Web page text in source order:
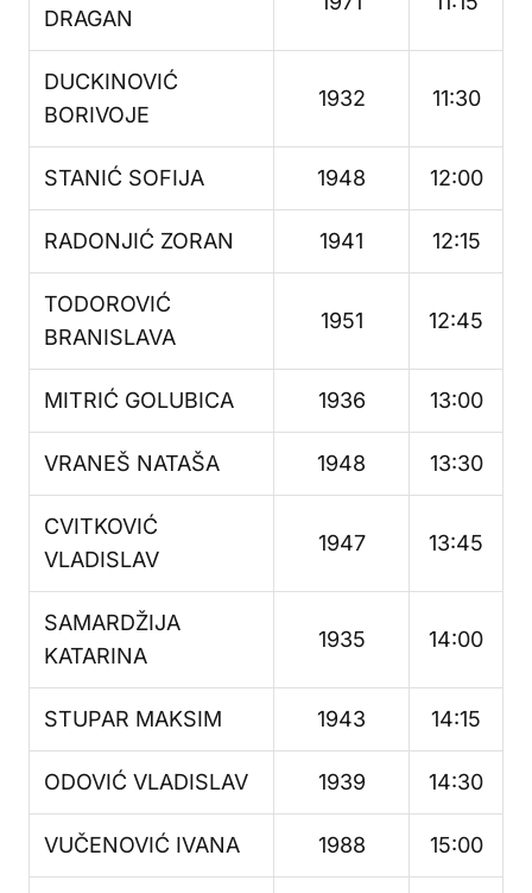
DRAGAN
DUCKINOVIĆ
BORIVOJE
1932 11:30
STANIĆ SOFIJA 1948 12:00
RADONJIĆ ZORAN 1941 12:15
TODOROVIĆ
BRANISLAVA
1951 12:45
MITRIĆ GOLUBICA 1936 13:00
VRANEŠ NATAŠA 1948 13:30
CVITKOVIĆ
VLADISLAV
1947 13:45
SAMARDŽIJA
KATARINA
1935 14:00
STUPAR MAKSIM 1943 14:15
ODOVIĆ VLADISLAV 1939 14:30
VUČENOVIĆ IVANA 1988 15:00